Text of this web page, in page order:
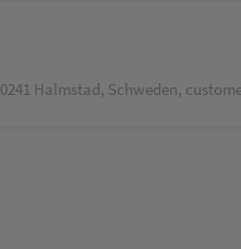
Halmstad, Schweden,